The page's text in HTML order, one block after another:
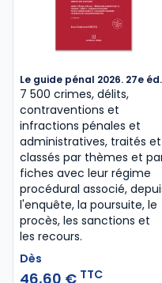
Le guide pénal 2026. 27e éd.
7 500 crimes, délits,
contraventions et
infractions pénales et
administratives, traités et
classés par thèmes et
fiches avec leur régime
procédural associé,
l'enquête, la poursuite, le
procès, les sanctions et
les recours.
Dès
46,60 € TTC